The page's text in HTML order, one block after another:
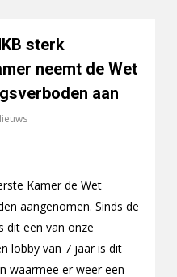
sterk
neemt de Wet
aan
Kamer de Wet
aangenomen. Sinds de
dit een van onze
lobby van 7 jaar is dit
waarmee er weer een